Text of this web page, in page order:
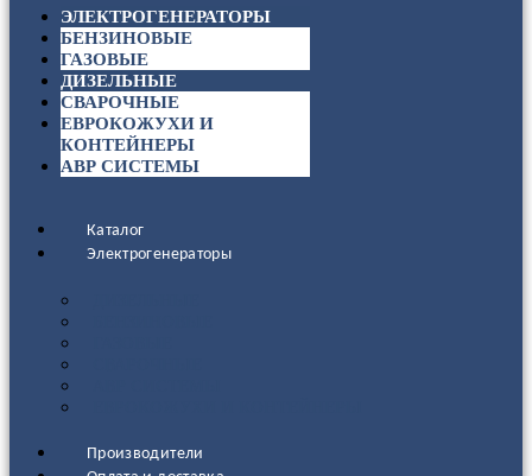
ЭЛЕКТРОГЕНЕРАТОРЫ
БЕНЗИНОВЫЕ
ГАЗОВЫЕ
ДИЗЕЛЬНЫЕ
СВАРОЧНЫЕ
ЕВРОКОЖУХИ И
КОНТЕЙНЕРЫ
АВР СИСТЕМЫ
Каталог
Электрогенераторы
Производители